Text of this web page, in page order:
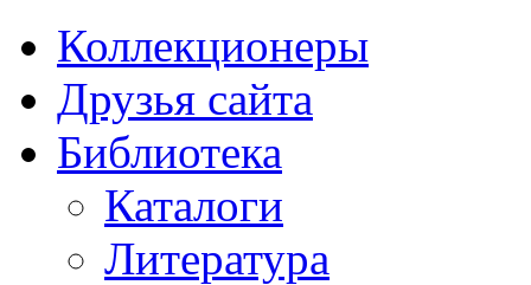
Коллекционеры
Друзья сайта
Библиотека
Каталоги
Литература